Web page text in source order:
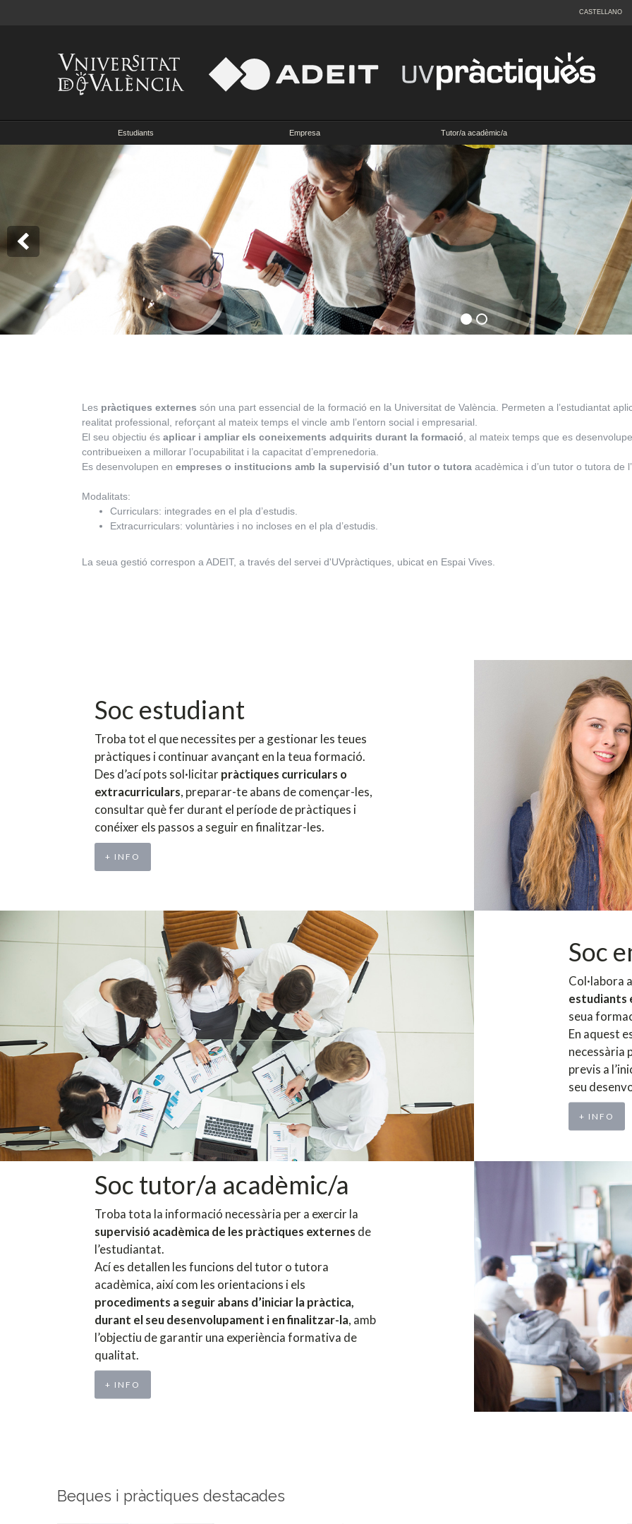
CASTELLANO
Estudiants Empresa Tutor/a acadèmic/a
Les pràctiques externes són una part essencial de la formació en la Universitat de València. Permeten a l’estudiantat
realitat professional, reforçant al mateix temps el vincle amb l’entorn social i empresarial.
El seu objectiu ésaplicar i ampliar els coneixements adquirits durant la formació , al mateix temps que es
contribueixen a millorar l’ocupabilitat i la capacitat d’emprenedoria.
Es desenvolupen enempreses o institucions amb la supervisió d’un tutor o tutora acadèmica i d’un tutor o tutora de
Modalitats:
Curriculars: integrades en el pla d’estudis.
Extracurriculars: voluntàries i no incloses en el pla d’estudis.
La seua gestió correspon a ADEIT, a través del servei d'UVpràctiques, ubicat en Espai Vives.
Soc estudiant
Troba tot el que necessites per a gestionar les teues
pràctiques i continuar avançant en la teua formació.
Des d’ací pots sol·licitarpràctiques curriculars o
extracurriculars, preparar-te abans de començar-les,
consultar què fer durant el període de pràctiques i
conéixer els passos a seguir en finalitzar-les.
+ INFO
Soc
Col·labora
estudiants
seua
En aquest
necessària
previs a
seu
+ INFO
Soc tutor/a acadèmic/a
Troba tota la informació necessària per a exercir la
supervisió acadèmica de les pràctiques externes de
l’estudiantat.
Ací es detallen les funcions del tutor o tutora
acadèmica, així com les orientacions i els
procediments a seguir abans d’iniciar la pràctica,
durant el seu desenvolupament i en finalitzar-la, amb
l’objectiu de garantir una experiència formativa de
qualitat.
+ INFO
Beques i pràctiques destacades